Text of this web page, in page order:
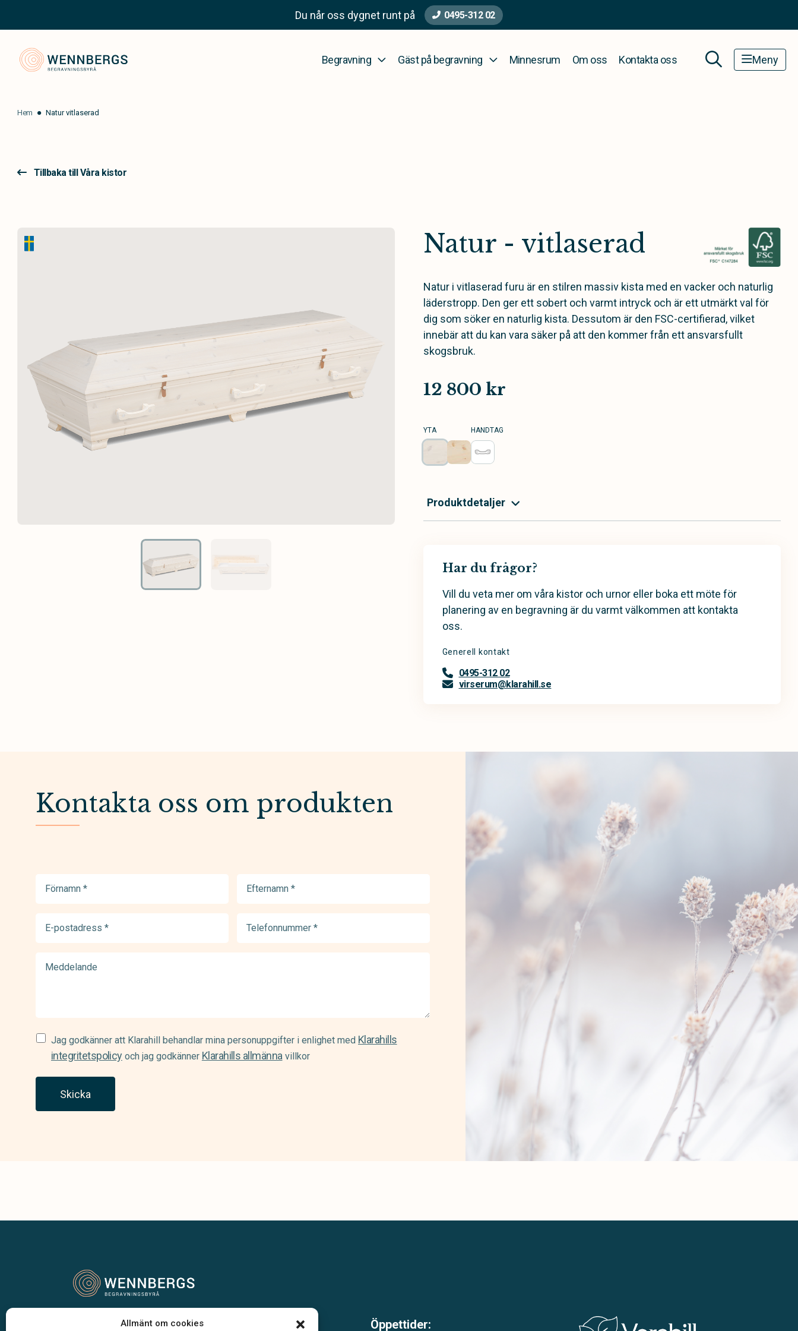
Allmänt om cookies
Du når oss dygnet runt på 0495-312 02
Begravning Gäst på begravning Minnesrum Om oss Kontakta oss Meny
Hem Natur vitlaserad
Tillbaka till Våra kistor
Natur - vitlaserad
Natur i vitlaserad furu är en stilren massiv kista med en vacker och naturlig
läderstropp. Den ger ett sobert och varmt intryck och är ett utmärkt val för
dig som söker en naturlig kista. Dessutom är den FSC-certifierad, vilket
innebär att du kan vara säker på att den kommer från ett ansvarsfullt
skogsbruk.
12 800 kr
YTA HANDTAG
Produktdetaljer
Har du frågor?
Vill du veta mer om våra kistor och urnor eller boka ett möte för
planering av en begravning är du varmt välkommen att kontakta
oss.
Generell kontakt
0495-312 02
virserum@klarahill.se
Kontakta oss om produkten
postadress
Samtycke
(Required)
Jag godkänner att Klarahill behandlar mina personuppgifter i enlighet med Klarahills
integritetspolicyoch jag godkänner Klarahills allmännavillkor
Skicka
Vår begravningsbyrå är en del av Klarahill.
Öppettider: